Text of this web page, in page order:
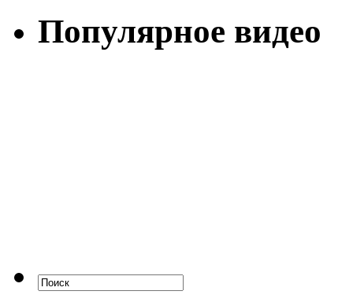
Популярное видео